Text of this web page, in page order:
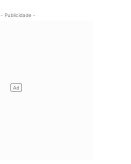
- Publicidade -